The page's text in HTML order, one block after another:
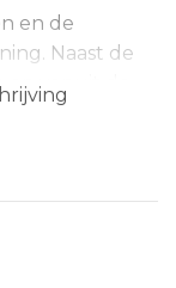
en de
Naast de
vanuit de
zo naar het
een frisse
gesitueerd op